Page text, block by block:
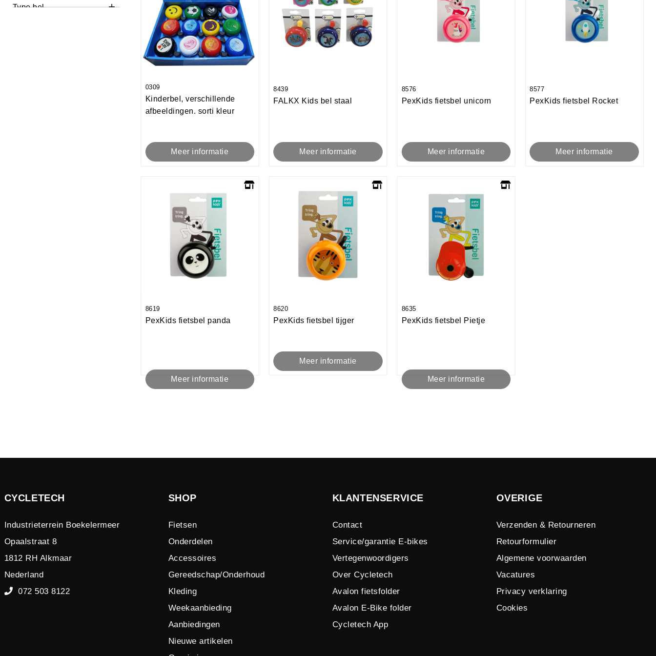
Type bel
Alles
< 30mm D
> 30mm D
0309
Kinderbel, verschillende
afbeeldingen. sorti kleur
Meer informatie
8439
FALKX Kids bel staal
Meer informatie
8576
PexKids fietsbel unicorn
Meer informatie
8577
PexKids fietsbel Rocket
Meer informatie
8619
PexKids fietsbel panda
Meer informatie
8620
PexKids fietsbel tijger
Meer informatie
8635
PexKids fietsbel Pietje
Meer informatie
CYCLETECH
Industrieterrein Boekelermeer
Opaalstraat 8
1812 RH Alkmaar
Nederland
072 503 8122
SHOP
Fietsen
Onderdelen
Accessoires
Gereedschap/Onderhoud
Kleding
Weekaanbieding
Aanbiedingen
Nieuwe artikelen
KLANTENSERVICE
Contact
Service/garantie E-bikes
Vertegenwoordigers
Over Cycletech
Avalon fietsfolder
Avalon E-Bike folder
Cycletech App
OVERIGE
Verzenden & Retourneren
Retourformulier
Algemene voorwaarden
Vacatures
Privacy verklaring
Cookies